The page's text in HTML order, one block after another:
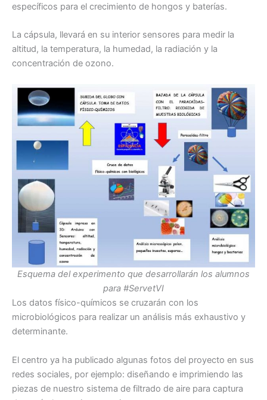
específicos para el crecimiento de hongos y baterías.
La cápsula, llevará en su interior sensores para medir la
altitud, la temperatura, la humedad, la radiación y la
concentración de ozono.
Esquema del experimento que desarrollarán los alumnos
para #ServetVI
Los datos físico-químicos se cruzarán con los
microbiológicos para realizar un análisis más exhaustivo y
determinante.
El centro ya ha publicado algunas fotos del proyecto en sus
redes sociales, por ejemplo: diseñando e imprimiendo las
piezas de nuestro sistema de filtrado de aire para captura